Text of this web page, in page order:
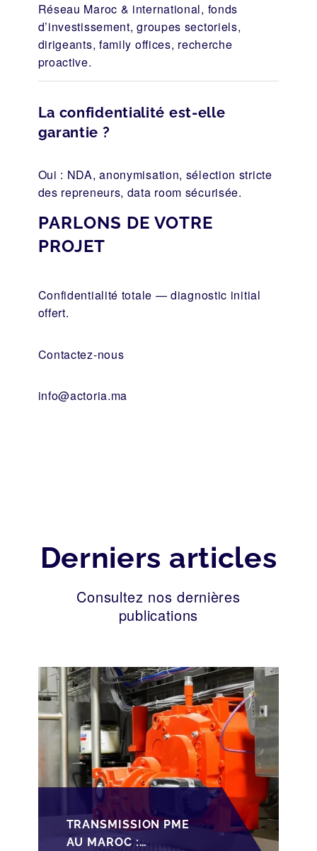
Réseau Maroc & international, fonds
d’investissement, groupes sectoriels,
dirigeants, family offices, recherche
proactive.
La confidentialité est-elle
garantie ?
Oui : NDA, anonymisation, sélection stricte
des repreneurs, data room sécurisée.
PARLONS DE VOTRE
PROJET
Confidentialité totale — diagnostic initial
offert.
Contactez-nous
info@actoria.ma
Derniers articles
Consultez nos dernières
publications
TRANSMISSION PME
AU MAROC :